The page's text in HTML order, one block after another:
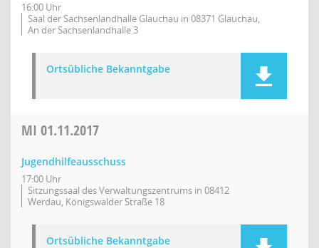
16:00 Uhr
Saal der Sachsenlandhalle Glauchau in 08371 Glauchau,
An der Sachsenlandhalle 3
Ortsübliche Bekanntgabe
MI 01.11.2017
Jugendhilfeausschuss
17:00 Uhr
Sitzungssaal des Verwaltungszentrums in 08412
Werdau, Königswalder Straße 18
Ortsübliche Bekanntgabe